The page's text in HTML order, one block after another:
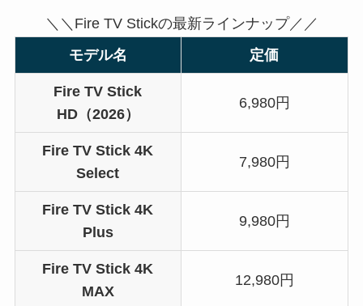
＼＼Fire TV Stickの最新ラインナップ／／
モデル名
定価
Fire TV Stick
HD（2026）
6,980円
Fire TV Stick 4K
Select
7,980円
Fire TV Stick 4K
Plus
9,980円
Fire TV Stick 4K
MAX
12,980円